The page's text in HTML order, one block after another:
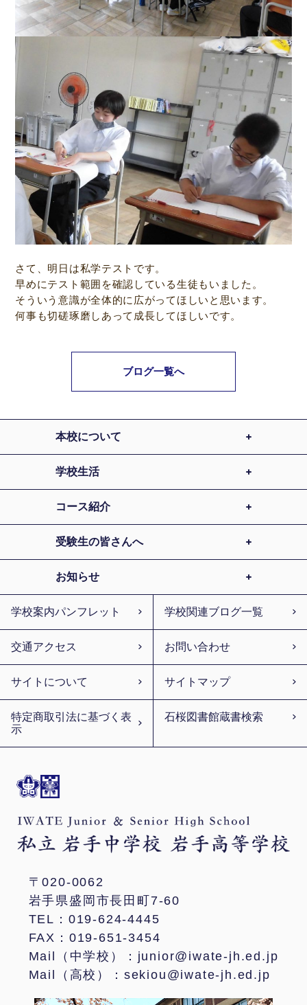
さて、明日は私学テストです。
早めにテスト範囲を確認している生徒もいました。
そういう意識が全体的に広がってほしいと思います。
何事も切磋琢磨しあって成長してほしいです。
ブログ一覧へ
〒020-0062
岩手県盛岡市長田町7-60
TEL：019-624-4445
FAX：019-651-3454
Mail（中学校）：junior@iwate-jh.ed.jp
Mail（高校）：sekiou@iwate-jh.ed.jp
本校について
学校生活
コース紹介
受験生の皆さんへ
お知らせ
学校案内パンフレット 学校関連ブログ一覧
交通アクセス お問い合わせ
サイトについて サイトマップ
特定商取引法に基づく表
示
石桜図書館蔵書検索